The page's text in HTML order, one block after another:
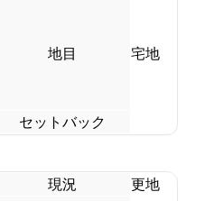
地目 宅地
セットバック
現況
更地